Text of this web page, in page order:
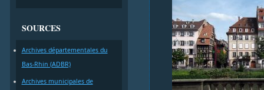
SOURCES
Archives départementales du
Bas-Rhin (ADBR)
Archives municipales de